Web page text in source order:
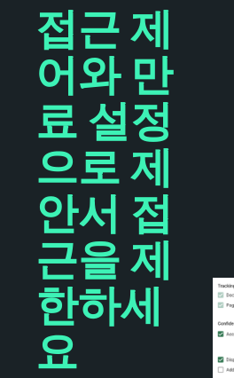
접근 제
어와 만
료 설정
으로 제
안서 접
근을 제
한하세
요